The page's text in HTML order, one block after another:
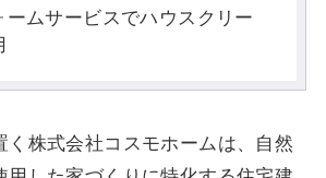
ームサービスでハウスクリー
く株式会社コスモホームは、自然